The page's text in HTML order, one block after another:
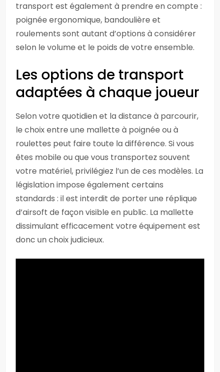
transport est également à prendre en compte :
poignée ergonomique, bandoulière et
roulements sont autant d’options à considérer
selon le volume et le poids de votre ensemble.
Les options de transport
adaptées à chaque joueur
Selon votre quotidien et la distance à parcourir,
le choix entre une mallette à poignée ou à
roulettes peut faire toute la différence. Si vous
êtes mobile ou que vous transportez souvent
votre matériel, privilégiez l’un de ces modèles. La
législation impose également certains
standards : il est interdit de porter une réplique
d’airsoft de façon visible en public. La mallette
dissimulant efficacement votre équipement est
donc un choix judicieux.